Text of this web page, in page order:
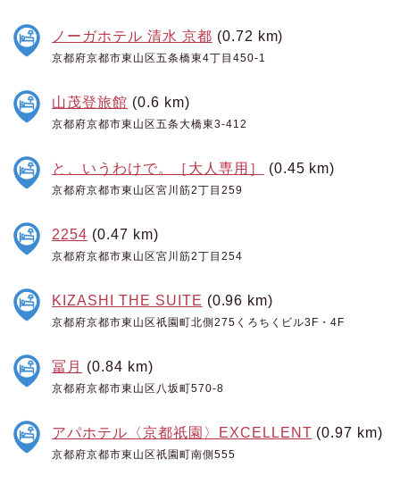
ノーガホテル 清水 京都 (0.72 km)
京都府京都市東山区五条橋東4丁目450-1
山茂登旅館 (0.6 km)
京都府京都市東山区五条大橋東3-412
と、いうわけで。［大人専用］ (0.45 km)
京都府京都市東山区宮川筋2丁目259
2254 (0.47 km)
京都府京都市東山区宮川筋2丁目254
KIZASHI THE SUITE (0.96 km)
京都府京都市東山区祇園町北側275くろちくビル3F・4F
冨月 (0.84 km)
京都府京都市東山区八坂町570-8
アパホテル〈京都祇園〉EXCELLENT (0.97 km)
京都府京都市東山区祇園町南側555